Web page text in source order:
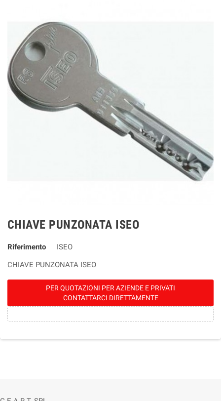
CHIAVE PUNZONATA ISEO
Riferimento
ISEO
CHIAVE PUNZONATA ISEO
PER QUOTAZIONI PER AZIENDE E PRIVATI
CONTATTARCI DIRETTAMENTE